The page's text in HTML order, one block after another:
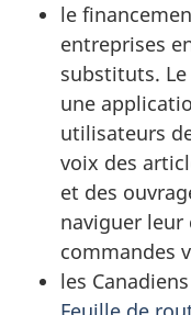
le
entreprises
substituts.
une
utilisateurs
voix des
et des
naviguer
commandes
les